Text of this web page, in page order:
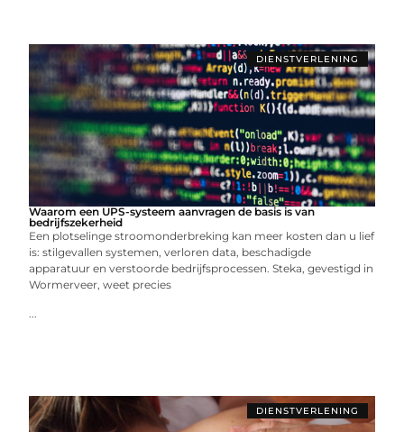
DIENSTVERLENING
Waarom een UPS-systeem aanvragen de basis is van
bedrijfszekerheid
Een plotselinge stroomonderbreking kan meer kosten dan u lief
is: stilgevallen systemen, verloren data, beschadigde
apparatuur en verstoorde bedrijfsprocessen. Steka, gevestigd in
Wormerveer, weet precies
...
DIENSTVERLENING